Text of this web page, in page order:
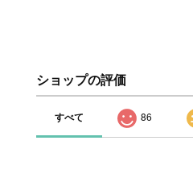
ショップの評価
すべて 86